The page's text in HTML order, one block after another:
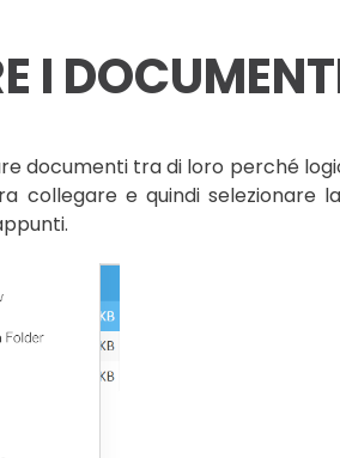
I
documenti tra di loro perché
collegare e quindi selezionare